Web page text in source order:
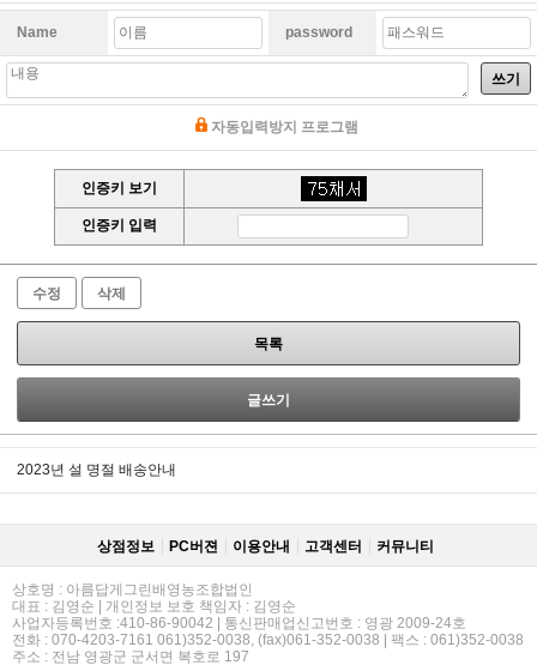
Name password
쓰기
자동입력방지 프로그램
인증키 보기
인증키 입력
수정 삭제
목록
글쓰기
2023년 설 명절 배송안내
상점정보 PC버젼 이용안내 고객센터 커뮤니티
상호명 : 아름답게그린배영농조합법인
대표 : 김영순 | 개인정보 보호 책임자 : 김영순
사업자등록번호 :410-86-90042 | 통신판매업신고번호 : 영광 2009-24호
전화 : 070-4203-7161 061)352-0038, (fax)061-352-0038 | 팩스 : 061)352-0038
주소 : 전남 영광군 군서면 복호로 197